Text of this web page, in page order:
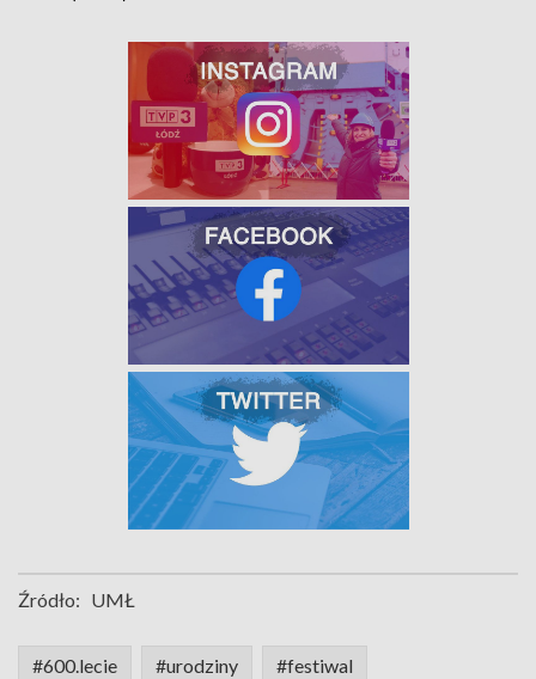
Źródło: UMŁ
#600.lecie #urodziny #festiwal